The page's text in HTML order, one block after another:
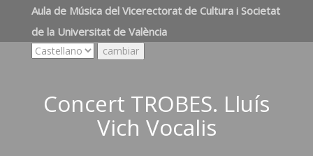
Aula de Música del Vicerectorat de Cultura i Societat
de la Universitat de València
Concert TROBES. Lluís
Vich Vocalis